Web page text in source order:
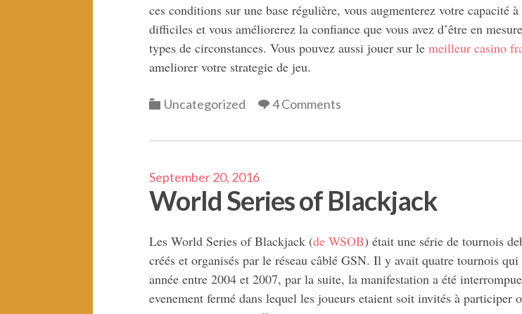
ces conditions sur une base régulière, vous augmenterez votre capacité
difficiles et vous améliorerez la confiance que vous avez d’être en
types de circonstances. Vous pouvez aussi jouer sur le meilleur casino
ameliorer votre strategie de jeu.
Categories
Uncategorized 4 Comments
September 20, 2016
World Series of Blackjack
Les World Series of Blackjack (de WSOB) était une série de tournois
créés et organisés par le réseau câblé GSN. Il y avait quatre tournois
année entre 2004 et 2007, par la suite, la manifestation a été
evenement fermé dans lequel les joueurs etaient soit invités à participer